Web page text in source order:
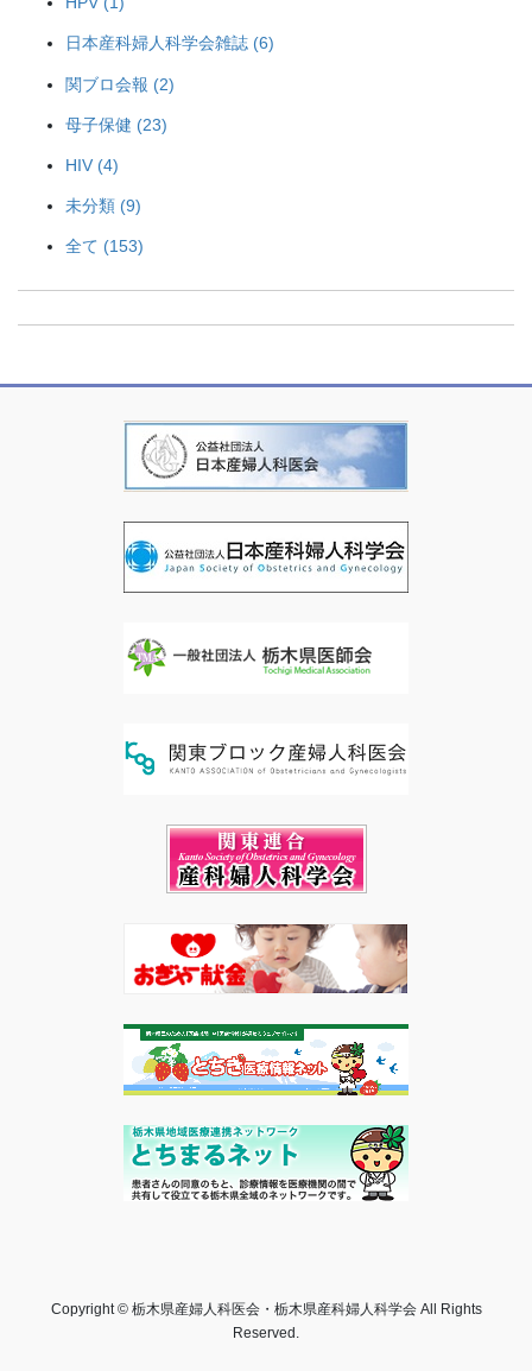
日本産科婦人科学会雑誌 (6)
関ブロ会報 (2)
母子保健 (23)
HIV (4)
未分類 (9)
全て (153)
Copyright © 栃木県産婦人科医会・栃木県産科婦人科学会 All Rights
Reserved.